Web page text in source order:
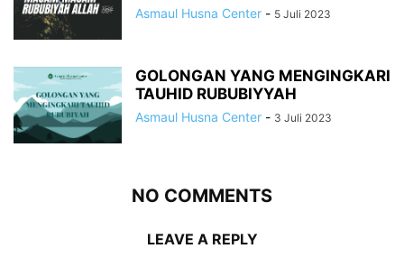
Asmaul Husna Center - 5 Juli 2023
GOLONGAN YANG MENGINGKARI
TAUHID RUBUBIYYAH
Asmaul Husna Center - 3 Juli 2023
NO COMMENTS
LEAVE A REPLY